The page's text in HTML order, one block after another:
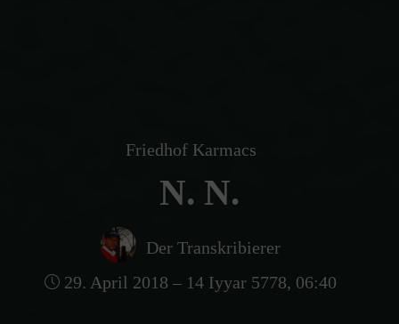
Friedhof Karmacs
N. N.
Der Transkribierer
29. April 2018 – 14 Iyyar 5778, 06:40